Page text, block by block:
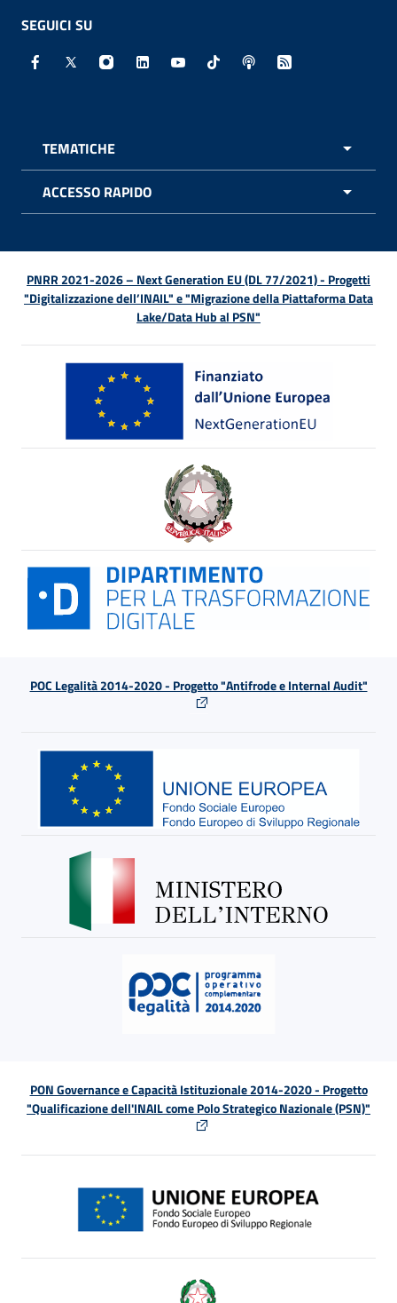
SEGUICI SU
Facebook - Sito esterno - Apertura in nuova finestra
X - Sito esterno - Apertura in nuova finestra
Instagram - Sito esterno - Apertura in
Linkedin - Sito esterno - Apertura in
Youtube - Sito esterno -
TikTok - Sito esterno -
Spreaker - Sito
Feed RSS -
TEMATICHE
ACCESSO RAPIDO
PNRR 2021-2026 – Next Generation EU (DL 77/2021) - Progetti
"Digitalizzazione dell’INAIL" e "Migrazione della Piattaforma Data
Lake/Data Hub al PSN"
POC Legalità 2014-2020 - Progetto "Antifrode e Internal Audit"
PON Governance e Capacità Istituzionale 2014-2020 - Progetto
"Qualificazione dell'INAIL come Polo Strategico Nazionale (PSN)"